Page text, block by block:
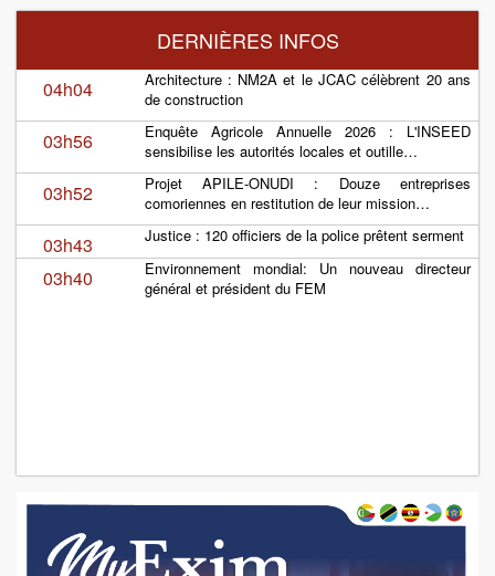
DERNIÈRES INFOS
04h04
Architecture : NM2A et le JCAC célèbrent 20 ans
de construction
03h56
Enquête Agricole Annuelle 2026 : L'INSEED
sensibilise les autorités locales et outille…
03h52
Projet APILE-ONUDI : Douze entreprises
comoriennes en restitution de leur mission…
03h43 Justice : 120 officiers de la police prêtent serment
03h40
Environnement mondial: Un nouveau directeur
général et président du FEM